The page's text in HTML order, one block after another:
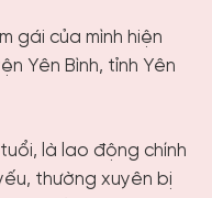
gái của mình hiện
Yên Bình, tỉnh Yên
là lao động chính
thường xuyên bị